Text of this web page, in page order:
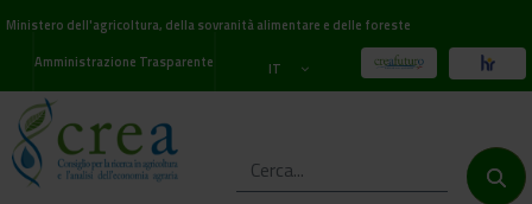
Ministero dell'agricoltura, della sovranità alimentare e delle foreste
Amministrazione Trasparente
IT